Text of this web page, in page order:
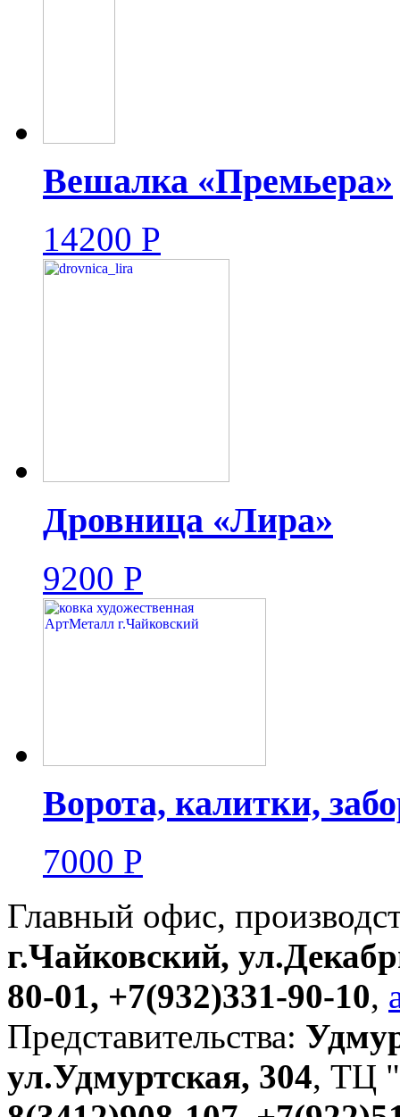
Вешалка «Премьера»
14200 Р
Дровница «Лира»
9200 Р
Ворота, калитки,
7000 Р
Главный офис,
г.Чайковский,
80-01, +7(932)331-90-10,
Представительства:
ул.Удмуртская, 304, ТЦ